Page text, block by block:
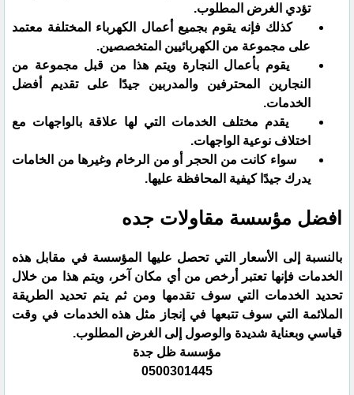
تؤدي الغرض المطلوب.
كذلك فإنه يقوم بجميع أعمال الكهرباء المختلفة معتمد
على مجموعة من الكهربائيين المتخصصين.
يقوم بأعمال النجارة ويتم هذا من قبل مجموعة من
النجارين المحترفين والمدربين جيدًا على تقديم أفضل
الخدمات.
يقدم مختلف الخدمات التي لها علاقة بالواجهات مع
اختلاف نوعية الواجهات.
سواء كانت من الحجر أو من الرخام وغيرها من الخامات
يدرك جيدًا كيفية المحافظة عليها.
افضل مؤسسة مقاولات جده
بالنسبة إلى الأسعار التي تحصل عليها المؤسسة في مقابل هذه
الخدمات فإنها تعتبر أرخص من أي مكان آخر، ويتم هذا من خلال
تحديد الخدمات التي سوف تقدمها ومن ثم يتم تحديد الطريقة
الملائمة التي سوف تتبعها في إنجاز مثل هذه الخدمات في وقت
قياسي وبعناية شديدة والوصول إلى الغرض المطلوب.
مؤسسة ظل جدة
0500301445